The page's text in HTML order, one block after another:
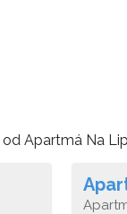
Apartmá Na